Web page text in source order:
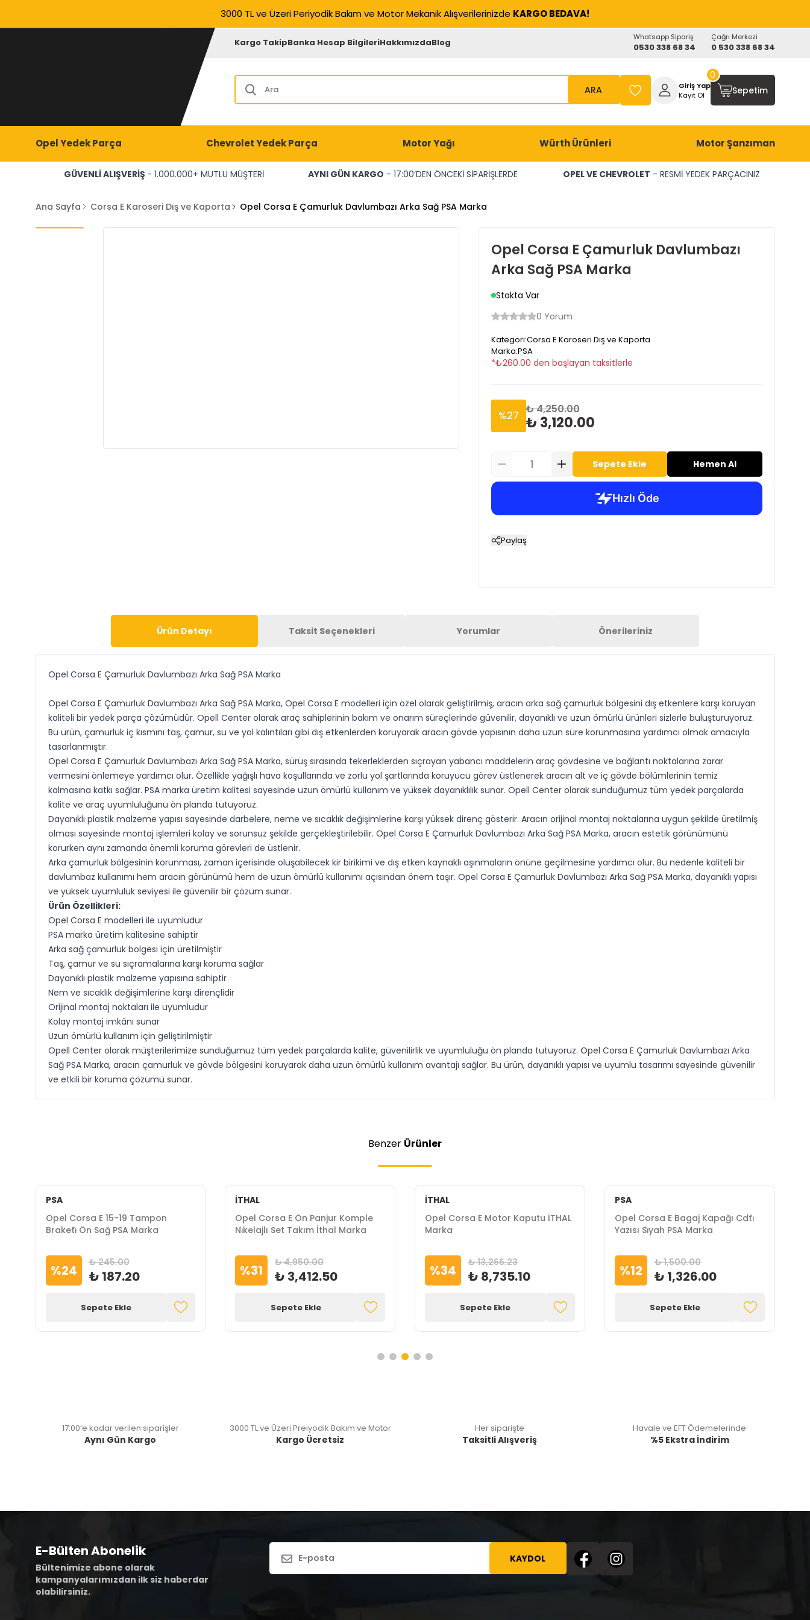
3000 TL ve Üzeri Periyodik Bakım ve Motor Mekanik Alışverilerinizde KARGO BEDAVA!
Kargo TakipBanka Hesap BilgileriHakkımızdaBlog Whatsapp Sipariş
0530 338 68 34
Çağrı Merkezi
0 530 338 68 34
ARA
Giriş Yap
Kayıt Ol
Sepetim
0
Opel Yedek Parça Chevrolet Yedek Parça Motor Yağı Würth Ürünleri Motor Şanzıman
GÜVENLİ ALIŞVERİŞ - 1.000.000+ MUTLU MÜŞTERİ AYNI GÜN KARGO - 17:00’DEN ÖNCEKİ SİPARİŞLERDE OPEL VE CHEVROLET - RESMİ YEDEK PARÇACINIZ
Ana Sayfa Corsa E Karoseri Dış ve Kaporta Opel Corsa E Çamurluk Davlumbazı Arka Sağ PSA Marka
Opel Corsa E Çamurluk Davlumbazı
Arka Sağ PSA Marka
Stokta Var
0 Yorum
Kategori:Corsa E Karoseri Dış ve Kaporta
Marka:PSA
*₺260.00 den başlayan taksitlerle
%27 ₺ 4,250.00
₺ 3,120.00
Sepete Ekle Hemen Al
Paylaş
Ürün Detayı Taksit Seçenekleri Yorumlar Önerileriniz
Opel Corsa E Çamurluk Davlumbazı Arka Sağ PSA Marka
Opel Corsa E Çamurluk Davlumbazı Arka Sağ PSA Marka, Opel Corsa E modelleri için özel olarak geliştirilmiş, aracın arka sağ çamurluk bölgesini dış etkenlere karşı koruyan
kaliteli bir yedek parça çözümüdür. Opell Center olarak araç sahiplerinin bakım ve onarım süreçlerinde güvenilir, dayanıklı ve uzun ömürlü ürünleri sizlerle buluşturuyoruz.
Bu ürün, çamurluk iç kısmını taş, çamur, su ve yol kalıntıları gibi dış etkenlerden koruyarak aracın gövde yapısının daha uzun süre korunmasına yardımcı olmak amacıyla
tasarlanmıştır.
Opel Corsa E Çamurluk Davlumbazı Arka Sağ PSA Marka, sürüş sırasında tekerleklerden sıçrayan yabancı maddelerin araç gövdesine ve bağlantı noktalarına zarar
vermesini önlemeye yardımcı olur. Özellikle yağışlı hava koşullarında ve zorlu yol şartlarında koruyucu görev üstlenerek aracın alt ve iç gövde bölümlerinin temiz
kalmasına katkı sağlar. PSA marka üretim kalitesi sayesinde uzun ömürlü kullanım ve yüksek dayanıklılık sunar. Opell Center olarak sunduğumuz tüm yedek parçalarda
kalite ve araç uyumluluğunu ön planda tutuyoruz.
Dayanıklı plastik malzeme yapısı sayesinde darbelere, neme ve sıcaklık değişimlerine karşı yüksek direnç gösterir. Aracın orijinal montaj noktalarına uygun şekilde üretilmiş
olması sayesinde montaj işlemleri kolay ve sorunsuz şekilde gerçekleştirilebilir. Opel Corsa E Çamurluk Davlumbazı Arka Sağ PSA Marka, aracın estetik görünümünü
korurken aynı zamanda önemli koruma görevleri de üstlenir.
Arka çamurluk bölgesinin korunması, zaman içerisinde oluşabilecek kir birikimi ve dış etken kaynaklı aşınmaların önüne geçilmesine yardımcı olur. Bu nedenle kaliteli bir
davlumbaz kullanımı hem aracın görünümü hem de uzun ömürlü kullanımı açısından önem taşır. Opel Corsa E Çamurluk Davlumbazı Arka Sağ PSA Marka, dayanıklı yapısı
ve yüksek uyumluluk seviyesi ile güvenilir bir çözüm sunar.
Ürün Özellikleri:
Opel Corsa E modelleri ile uyumludur
PSA marka üretim kalitesine sahiptir
Arka sağ çamurluk bölgesi için üretilmiştir
Taş, çamur ve su sıçramalarına karşı koruma sağlar
Dayanıklı plastik malzeme yapısına sahiptir
Nem ve sıcaklık değişimlerine karşı dirençlidir
Orijinal montaj noktaları ile uyumludur
Kolay montaj imkânı sunar
Uzun ömürlü kullanım için geliştirilmiştir
Opell Center olarak müşterilerimize sunduğumuz tüm yedek parçalarda kalite, güvenilirlik ve uyumluluğu ön planda tutuyoruz. Opel Corsa E Çamurluk Davlumbazı Arka
Sağ PSA Marka, aracın çamurluk ve gövde bölgesini koruyarak daha uzun ömürlü kullanım avantajı sağlar. Bu ürün, dayanıklı yapısı ve uyumlu tasarımı sayesinde güvenilir
ve etkili bir koruma çözümü sunar.
Benzer Ürünler
PSA
Opel Corsa E 15-19 Tampon
Braketi̇ Ön Sağ PSA Marka
%24 ₺ 245.00
₺ 187.20
Sepete Ekle
İTHAL
Opel Corsa E Ön Panjur Komple
Ni̇kelajlı Set Takım İthal Marka
%31 ₺ 4,950.00
₺ 3,412.50
Sepete Ekle
İTHAL
Opel Corsa E Motor Kaputu İTHAL
Marka
%34 ₺ 13,266.23
₺ 8,735.10
Sepete Ekle
PSA
Opel Corsa E Bagaj Kapağı Cdti̇
Yazısı Si̇yah PSA Marka
%12 ₺ 1,500.00
₺ 1,326.00
Sepete Ekle
17:00’e kadar verilen siparişler
Aynı Gün Kargo
3000 TL ve Üzeri Preiyodik Bakım ve Motor
Kargo Ücretsiz
Her siparişte
Taksitli Alışveriş
Havale ve EFT Ödemelerinde
%5 Ekstra İndirim
E-Bülten Abonelik
Bültenimize abone olarak
kampanyalarımızdan ilk siz haberdar
olabilirsiniz.
KAYDOL